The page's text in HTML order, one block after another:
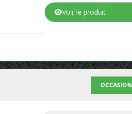
Voir le produit
OCCASION